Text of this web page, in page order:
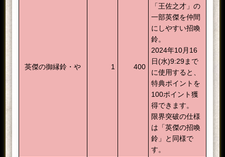
英傑の御縁鈴・や 1 400
「王佐之才」の
一部英傑を仲間
にしやすい招喚
鈴。
2024年10月16
日(水)9:29まで
に使用すると、
特典ポイントを
100ポイント獲
得できます。
限界突破の仕様
は「英傑の招喚
鈴」と同様で
す。